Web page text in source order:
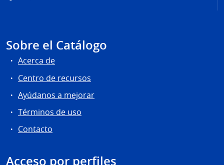
Sobre el Catálogo
Acerca de
Centro de recursos
Ayúdanos a mejorar
Términos de uso
Contacto
Acceso por perfiles